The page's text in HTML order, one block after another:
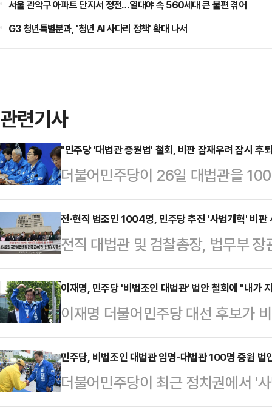
서울 관악구 아파트 단지서 정전…열대야 속 560세대 큰 불편 겪어
G3 청년특별분과, '청년 AI 사다리 정책' 확대 나서
관련기사
"민주당 '대법관 증원법' 철회, 비판 잠재우려 잠시
더불어민주당이 26일 대법관을
임용을 가능케 하는 '법원조직법 개
선이 가까워진 만큼 악화된 여론을
나, 대선 이후 다시 이재명 후보 비
다고 전망했다. 전문가들은 특히,
국 '이재명 지키기'를 위한 수단인
로 내다봤다.27일 법조계와 정치권
공지를 통해 "선대위…
전·현직 법조인 1004명, 민주당 추진 '사법개혁' 비판
전직 대법관 및 검찰총장, 법무부
독립은 민주주의의 최후의 보루"라
'사법부 개혁 입법'을 비판했다.전·
법원 청사 앞에서 '헌법과 법치의
시국선언을 통해 이같이 밝혔다.
전 검찰총장, 김경한 전 법무부장관
"(대법원이) 이재명 민주당 대선 후
이재명, 민주당 '비법조인 대법관' 법안 철회에 "내가
이재명 더불어민주당 대선 후보가
게 하고, 현재 14인 체제의 대법관
안'을 당 선대위가 철회키로 결정한
다"고 밝혔다.다만 민주당은 대법
민주당, 비법조인 대법관 임명-대법관 100명 증원 법
더불어민주당이 최근 정치권에서 '